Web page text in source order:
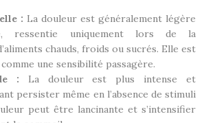
: La douleur est généralement légère
ressentie uniquement lors de la
chauds, froids ou sucrés. Elle est
une sensibilité passagère.
: La douleur est plus intense et
persister même en l’absence de stimuli
peut être lancinante et s’intensifier